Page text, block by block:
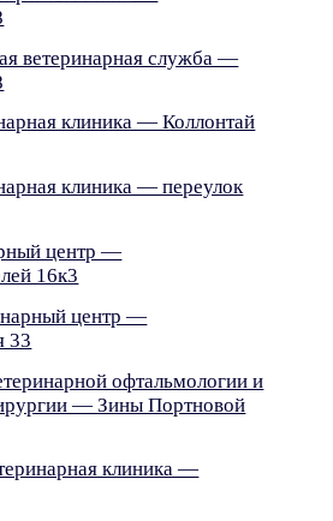
ветеринарная служба —
клиника — Коллонтай
клиника — переулок
центр —
16к3
центр —
33
офтальмологии и
— Зины Портновой
клиника —